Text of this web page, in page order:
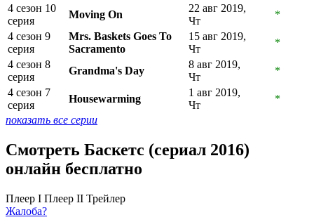
4 сезон 10
серия
Moving On
22 авг 2019,
Чт
*
4 сезон 9
серия
Mrs. Baskets Goes To
Sacramento
15 авг 2019,
Чт
*
4 сезон 8
серия
Grandma's Day
8 авг 2019,
Чт
*
4 сезон 7
серия
Housewarming
1 авг 2019,
Чт
*
показать все серии
Смотреть Баскетс (сериал 2016)
онлайн бесплатно
Плеер I Плеер II Трейлер
Жалоба?